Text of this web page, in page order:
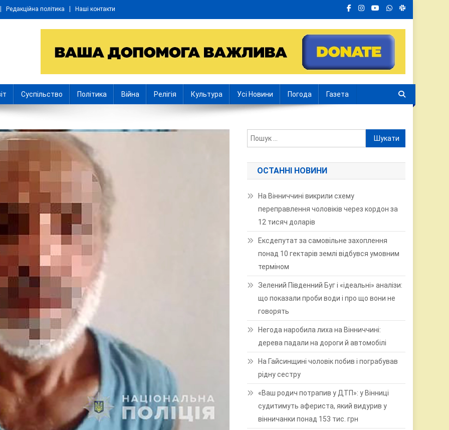
Редакційна політика Наші контакти
Суспільство Політика Війна Релігія Культура Усі Новини Погода Газета
Пошук:
ОСТАННІ НОВИНИ
На Вінниччині викрили схему
переправлення чоловіків через кордон за
12 тисяч доларів
Ексдепутат за самовільне захоплення
понад 10 гектарів землі відбувся умовним
терміном
Зелений Південний Буг і «ідеальні» аналізи:
що показали проби води і про що вони не
говорять
Негода наробила лиха на Вінниччині:
дерева падали на дороги й автомобілі
На Гайсинщині чоловік побив і пограбував
рідну сестру
«Ваш родич потрапив у ДТП»: у Вінниці
судитимуть афериста, який видурив у
вінничанки понад 153 тис. грн